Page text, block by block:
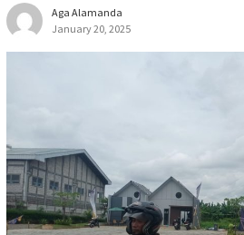
Aga Alamanda
January 20, 2025